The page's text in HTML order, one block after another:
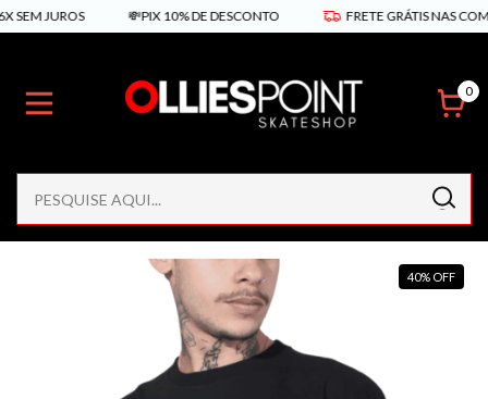
JUROS 💸PIX 10% DE DESCONTO FRETE GRÁTIS NAS
0
40% OFF